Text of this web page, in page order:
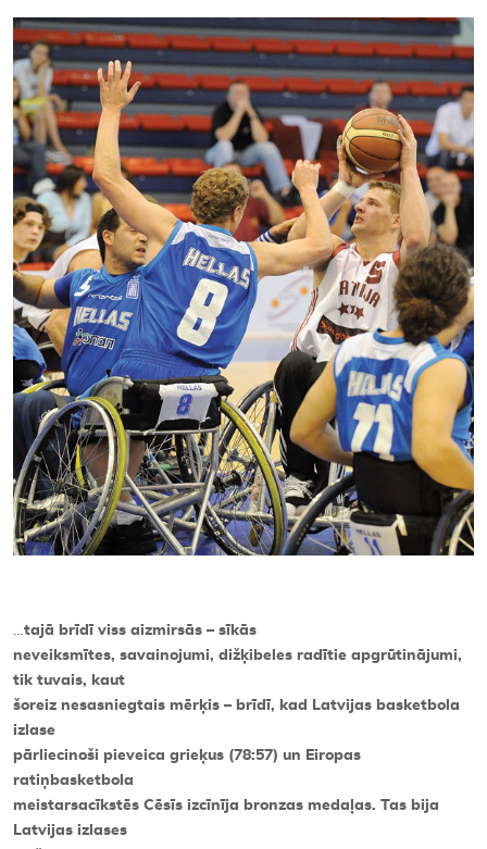
Kontakti
…tajā brīdī viss aizmirsās – sīkās
neveiksmītes, savainojumi, dižķibeles radītie apgrūtinājumi,
tik tuvais, kaut
šoreiz nesasniegtais mērķis – brīdī, kad Latvijas basketbola
izlase
pārliecinoši pieveica grieķus (78:57) un Eiropas
ratiņbasketbola
meistarsacīkstēs Cēsīs izcīnīja bronzas medaļas. Tas bija
Latvijas izlases